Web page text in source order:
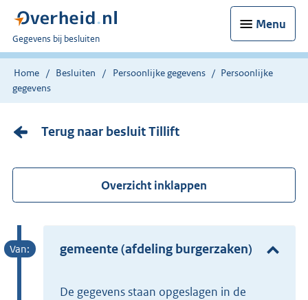
Menu
U
bent
nu
Gegevens bij besluiten
Home Besluiten Persoonlijke gegevens
Persoonlijke
gegevens
Terug naar besluit Tillift
Overzicht inklappen
gemeente (afdeling burgerzaken)
De gegevens staan opgeslagen in de